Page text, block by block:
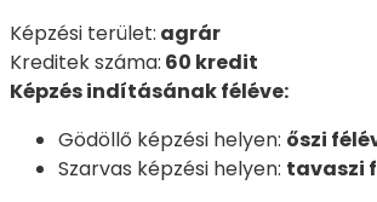
Képzési terület: agrár
Kreditek száma: 60 kredit
Képzés indításának féléve:
Gödöllő képzési helyen: őszi
Szarvas képzési helyen: tavaszi